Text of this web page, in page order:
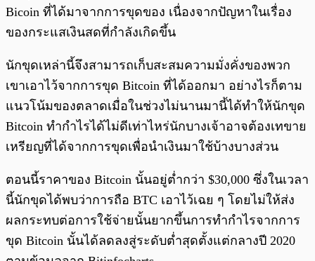
Bicoin ที่ได้มาจากการขุดของ เนื่องจากปัญหาในเรื่อง
ของกระแสเงินสดที่กำลังเกิดขึ้น
นักขุดเหล่านี้จึงสามารถเก็บสะสมความมั่งคั่งของพวก
เขาเอาไว้จากการขุด Bitcoin ที่ได้ออกมา อย่างไรก็ตาม
แนวโน้มของตลาดเมื่อในช่วงไม่นานมานี้ได้ทำให้นักขุด
Bitcoin ทำกำไรได้ไม่ดีเท่าไหร่นักบางเจ้าอาจต้องเทขาย
เหรียญที่ได้จากการขุดเพื่อนำเงินมาใช้บ้างบางส่วน
ตอนนี้ราคาของ Bitcoin นั้นอยู่ต่ำกว่า $30,000 ซึ่งในเวลา
นี้นักขุดได้พบว่าการถือ BTC เอาไว้เฉย ๆ โดยไม่ให้ส่ง
ผลกระทบต่อการใช้จ่ายนั้นยากขึ้นการทำกำไรจากการ
ขุด Bitcoin นั้นได้ลดลงสู่ระดับต่ำสุดตั้งแต่กลางปี ​​2020